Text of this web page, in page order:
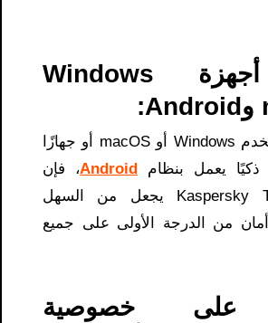
يحمي أجهزة Windows
سواء كنت تستخدم Windows أو macOS أو جهازًا
ذكيًا يعمل بنظام
Android، فإن
Kaspersky Total Security يجعل من السهل
من الدرجة الأولى على جميع
على خصوصية